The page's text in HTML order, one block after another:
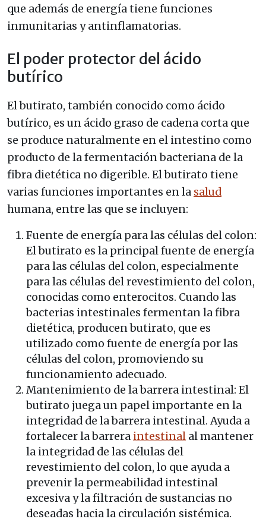
que además de energía tiene funciones
inmunitarias y antinflamatorias.
El poder protector del ácido
butírico
El butirato, también conocido como ácido
butírico, es un ácido graso de cadena corta que
se produce naturalmente en el intestino como
producto de la fermentación bacteriana de la
fibra dietética no digerible. El butirato tiene
varias funciones importantes en la salud
humana, entre las que se incluyen:
Fuente de energía para las células del colon:
El butirato es la principal fuente de energía
para las células del colon, especialmente
para las células del revestimiento del colon,
conocidas como enterocitos. Cuando las
bacterias intestinales fermentan la fibra
dietética, producen butirato, que es
utilizado como fuente de energía por las
células del colon, promoviendo su
funcionamiento adecuado.
Mantenimiento de la barrera intestinal: El
butirato juega un papel importante en la
integridad de la barrera intestinal. Ayuda a
fortalecer la barrera intestinal al mantener
la integridad de las células del
revestimiento del colon, lo que ayuda a
prevenir la permeabilidad intestinal
excesiva y la filtración de sustancias no
deseadas hacia la circulación sistémica.